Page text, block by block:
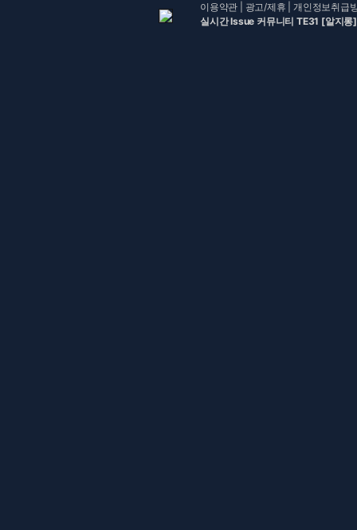
이용약관 광고/제휴 |개인정보취급
실시간 Issue 커뮤니티 TE31 [알지